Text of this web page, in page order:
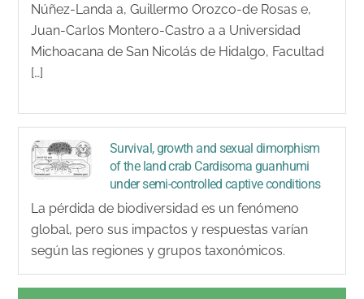
Núñez-Landa a, Guillermo Orozco-de Rosas e,
Juan-Carlos Montero-Castro a a Universidad
Michoacana de San Nicolás de Hidalgo, Facultad
[…]
Survival, growth and sexual dimorphism
of the land crab Cardisoma guanhumi
under semi-controlled captive conditions
La pérdida de biodiversidad es un fenómeno
global, pero sus impactos y respuestas varían
según las regiones y grupos taxonómicos.